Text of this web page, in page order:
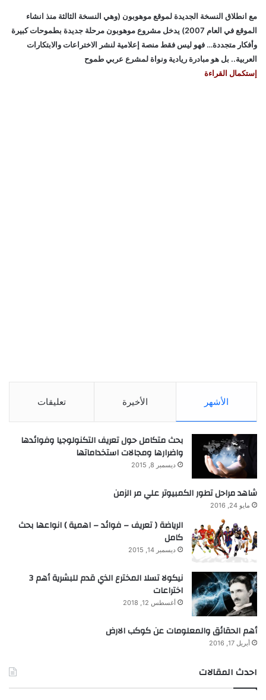
مع انطلاق النسخة الجديدة لموقع موهوبون (وهي النسخة الثالثة منذ انشاء
الموقع في العام 2007) يدخل مشروع موهوبون مرحلة جديدة بطموحات كبيرة
وأفكار متجددة… فهو ليس فقط منصة إعلامية لنشر الاختراعات والابتكارات
العربية.. بل هو مبادرة ريادية ونواة لمشرع عربي طموح
إستكمال القراءة
الأشهر الأخيرة تعليقات
بحث متكامل حول تعريف التكنولوجيا وفوائدها
واضرارها ومجالات استخداماتها
ديسمبر 8, 2015
شاهد مراحل تطور الكمبيوتر علي مر الزمن
مايو 24, 2016
الرياضة ( تعريف – فوائد – اهمية ) انواعها بحث
كامل
ديسمبر 14, 2015
نيكولا تسلا المخترع الذي قدم للبشرية أهم 3
اختراعات
أغسطس 12, 2018
أهم الحقائق والمعلومات عن كوكب الارض
أبريل 17, 2016
احدث المقالات